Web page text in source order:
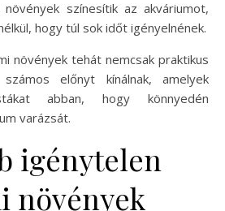
színesítik az akváriumot,
hogy túl sok időt igényelnének.
növények tehát nemcsak praktikus
előnyt kínálnak, amelyek
abban, hogy könnyedén
varázsát.
igénytelen
növények